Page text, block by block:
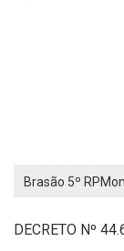
Brasão 5º RPMon
DECRETO Nº